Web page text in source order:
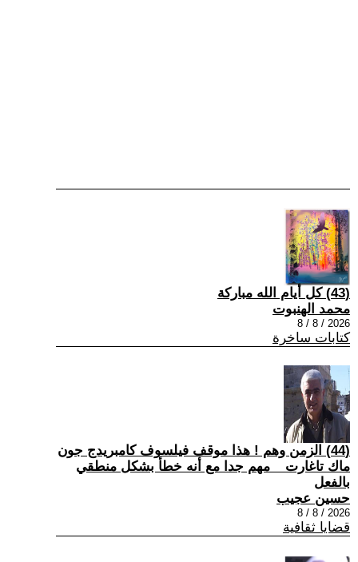
(43) كل أيام الله مباركة
محمد الهنبوت
2026 / 8 / 8
كتابات ساخرة
(44) الزمن وهم ! هذا موقف فيلسوف كامبريدج جون
ماك تاغارت _ مهم جدا مع أنه خطأ بشكل منطقي
بالفعل
حسين عجيب
2026 / 8 / 8
قضايا ثقافية